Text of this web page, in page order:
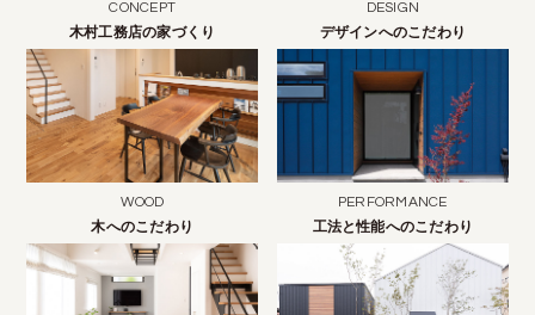
CONCEPT
木村工務店の家づくり
DESIGN
デザインへのこだわり
WOOD
木へのこだわり
PERFORMANCE
工法と性能へのこだわり